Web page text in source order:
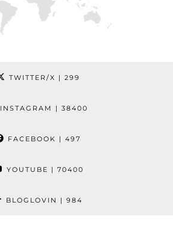
TWITTER/X | 299
INSTAGRAM | 38400
FACEBOOK | 497
YOUTUBE | 70400
BLOGLOVIN | 984